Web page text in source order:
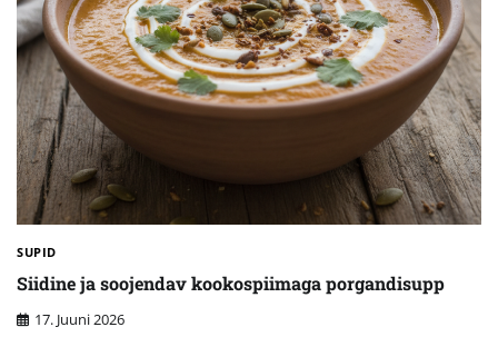
SUPID
Siidine ja soojendav kookospiimaga porgandisupp
17. Juuni 2026